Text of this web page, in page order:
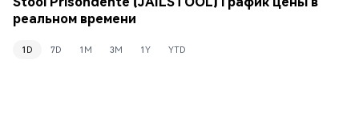
реальном времени
1D 7D 1M 3M 1Y YTD